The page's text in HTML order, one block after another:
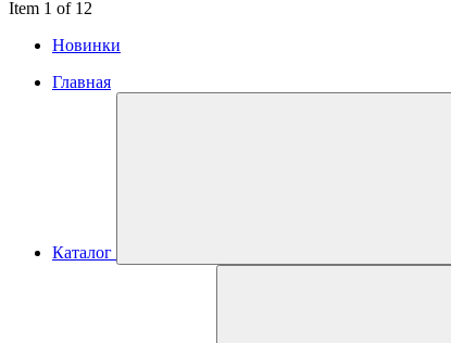
Item 1 of 12
Новинки
Главная
Каталог